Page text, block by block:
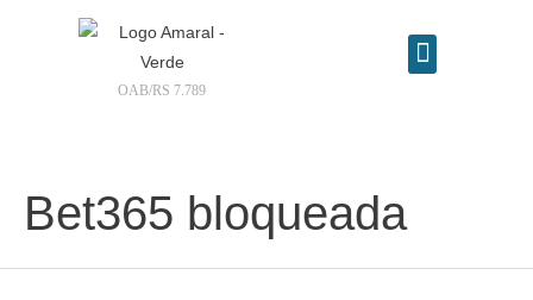
OAB/RS 7.789
Bet365 bloqueada